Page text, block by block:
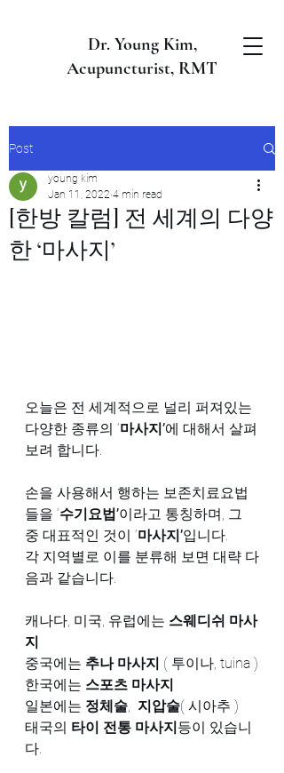
Dr. Young Kim,
Acupuncturist, RMT
Post
[한방 칼럼] 전 세계의 다양
한 ‘마사지’
young kim
Jan 11, 2022 4 min read
오늘은 전 세계적으로 널리 퍼져있는
다양한 종류의 ‘마사지’에 대해서 살펴
보려 합니다.
손을 사용해서 행하는 보존치료요법
들을 ‘수기요법’이라고 통칭하며, 그
중 대표적인 것이 ‘마사지’입니다.
각 지역별로 이를 분류해 보면 대략 다
음과 같습니다.
캐나다, 미국, 유럽에는 스웨디쉬 마사
지
중국에는 추나 마사지 ( 투이나, tuina )
한국에는 스포츠 마사지
일본에는 정체술, 지압술( 시아추 )
태국의 타이 전통 마사지등이 있습니
다.